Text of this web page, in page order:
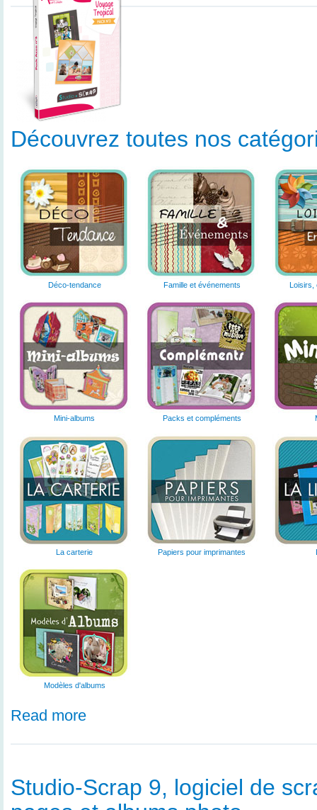
Découvrez toutes nos
Déco-tendance Famille et événements Loisirs,
Mini-albums Packs et compléments
La carterie Papiers pour imprimantes
Modèles d'albums
Read more
Studio-Scrap 9, logiciel de